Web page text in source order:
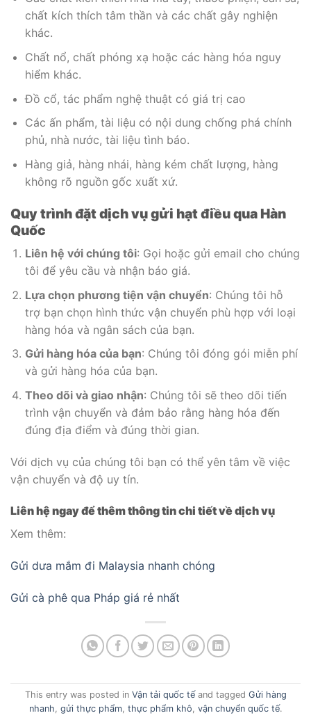
chất kích thích tâm thần và các chất gây nghiện
khác.
Chất nổ, chất phóng xạ hoặc các hàng hóa nguy
hiểm khác.
Đồ cổ, tác phẩm nghệ thuật có giá trị cao
Các ấn phẩm, tài liệu có nội dung chống phá chính
phủ, nhà nước, tài liệu tình báo.
Hàng giả, hàng nhái, hàng kém chất lượng, hàng
không rõ nguồn gốc xuất xứ.
Quy trình đặt dịch vụ gửi hạt điều qua Hàn
Quốc
Liên hệ với chúng tôi: Gọi hoặc gửi email cho chúng
tôi để yêu cầu và nhận báo giá.
Lựa chọn phương tiện vận chuyển: Chúng tôi hỗ
trợ bạn chọn hình thức vận chuyển phù hợp với loại
hàng hóa và ngân sách của bạn.
Gửi hàng hóa của bạn: Chúng tôi đóng gói miễn phí
và gửi hàng hóa của bạn.
Theo dõi và giao nhận: Chúng tôi sẽ theo dõi tiến
trình vận chuyển và đảm bảo rằng hàng hóa đến
đúng địa điểm và đúng thời gian.
Với dịch vụ của chúng tôi bạn có thể yên tâm về việc
vận chuyển và độ uy tín.
Liên hệ ngay để thêm thông tin chi tiết về dịch vụ
Xem thêm:
Gửi dưa mắm đi Malaysia nhanh chóng
Gửi cà phê qua Pháp giá rẻ nhất
This entry was posted in Vận tải quốc tếand tagged Gửi hàng
nhanh, gửi thực phẩm, thực phẩm khô, vận chuyển quốc tế.